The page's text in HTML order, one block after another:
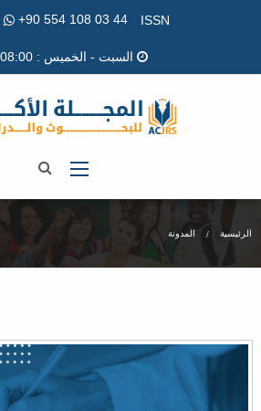
ISSN
+90 554 108 03 44
السبت - الخميس : 08:00-15:00
الرئيسية المدونة